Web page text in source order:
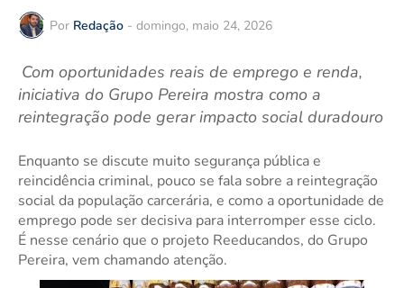
Por Redação - domingo, maio 24, 2026
Com oportunidades reais de emprego e renda,
iniciativa do Grupo Pereira mostra como a
reintegração pode gerar impacto social duradouro
Enquanto se discute muito segurança pública e
reincidência criminal, pouco se fala sobre a reintegração
social da população carcerária, e como a oportunidade de
emprego pode ser decisiva para interromper esse ciclo.
É nesse cenário que o projeto Reeducandos, do Grupo
Pereira, vem chamando atenção.